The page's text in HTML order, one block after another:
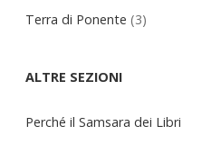
Terra di Ponente (3)
ALTRE SEZIONI
Perché il Samsara dei Libri